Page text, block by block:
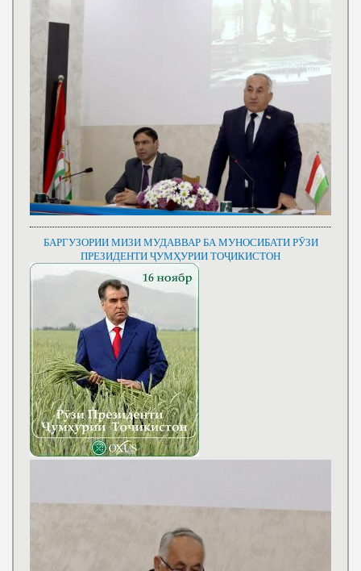
БАРГУЗОРИИ МИЗИ МУДАВВАР БА МУНОСИБАТИ РӮЗИ
ПРЕЗИДЕНТИ ҶУМҲУРИИ ТОҶИКИСТОН